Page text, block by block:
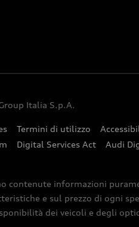
Italia S.p.A.
Termini di utilizzo
Digital Services Act Audi
contenute informazioni
e sul prezzo di ogni
dei veicoli e degli